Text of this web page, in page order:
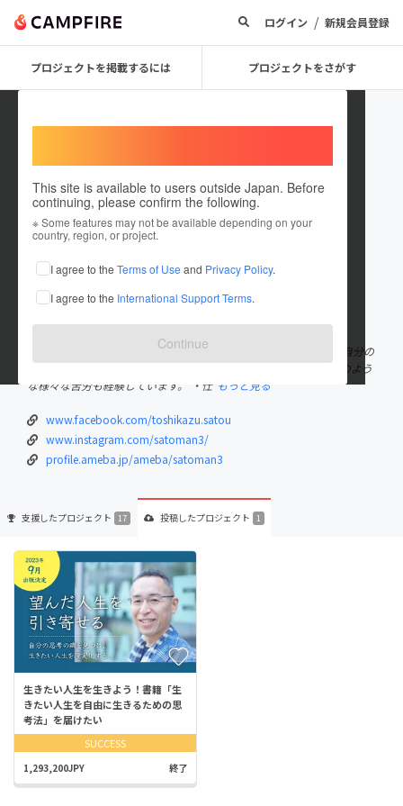
ログイン / 新規会員登録
プロジェクトを掲載するには プロジェクトをさがす
This site is available to users outside Japan. Before
continuing, please confirm the following.
※ Some features may not be available depending on your
country, region, or project.
I agree to the Terms of Use and Privacy Policy.
I agree to the International Support Terms.
Continue
satoman3
これまでに17回支援して1件のプロジェクトを投稿しています
在住国：日本 現在地：千葉県
出身国：日本 出身地：埼玉県
2022年3月末で35年間勤めた大手IT企業を退職し、FIREを達成し自分の
生きたい人生を自由に生きています。 と言っても、今までに以下のよう
な様々な苦労も経験しています。 ・仕 もっと見る
www.facebook.com/toshikazu.satou
www.instagram.com/satoman3/
profile.ameba.jp/ameba/satoman3
支援したプロジェクト 17 投稿したプロジェクト 1
生きたい人生を生きよう！書籍「生
きたい人生を自由に生きるための思
考法」を届けたい
SUCCESS
1,293,200JPY 終了